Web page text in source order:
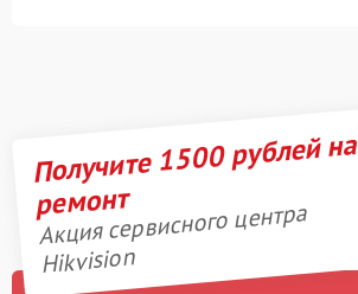
Получите 1500 рублей на
ремонт
Акция сервисного центра
Hikvision